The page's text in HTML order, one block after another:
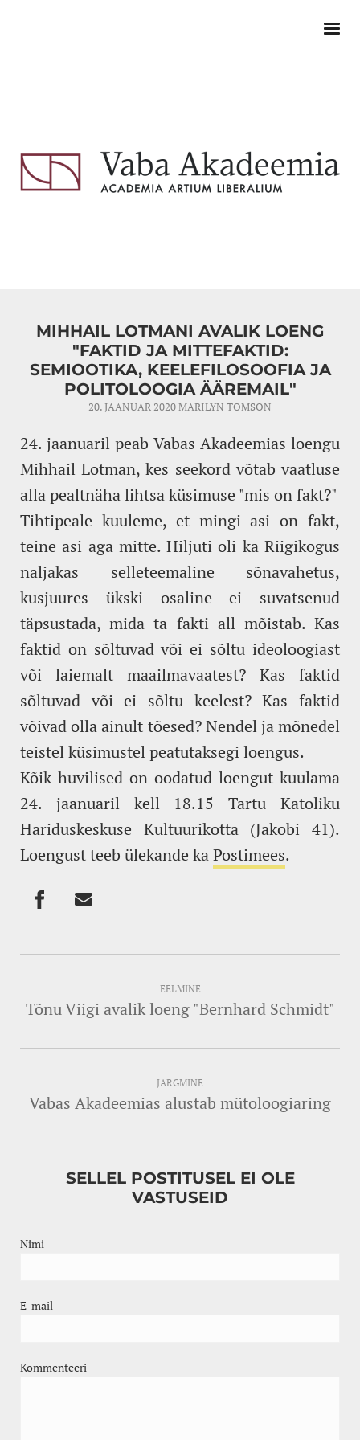
MIHHAIL LOTMANI AVALIK LOENG
"FAKTID JA MITTEFAKTID:
SEMIOOTIKA, KEELEFILOSOOFIA JA
POLITOLOOGIA ÄÄREMAIL"
20. JAANUAR 2020MARILYN TOMSON
24. jaanuaril peab Vabas Akadeemias loengu
Mihhail Lotman, kes seekord võtab vaatluse
alla pealtnäha lihtsa küsimuse "mis on fakt?"
Tihtipeale kuuleme, et mingi asi on fakt,
teine asi aga mitte. Hiljuti oli ka Riigikogus
naljakas selleteemaline sõnavahetus,
kusjuures ükski osaline ei suvatsenud
täpsustada, mida ta fakti all mõistab. Kas
faktid on sõltuvad või ei sõltu ideoloogiast
või laiemalt maailmavaatest? Kas faktid
sõltuvad või ei sõltu keelest? Kas faktid
võivad olla ainult tõesed? Nendel ja mõnedel
teistel küsimustel peatutaksegi loengus.
Kõik huvilised on oodatud loengut kuulama
24. jaanuaril kell 18.15 Tartu Katoliku
Hariduskeskuse Kultuurikotta (Jakobi 41).
Loengust teeb ülekande kaPostimees.
EELMINE
Tõnu Viigi avalik loeng "Bernhard Schmidt"
JÄRGMINE
Vabas Akadeemias alustab mütoloogiaring
SELLEL POSTITUSEL EI OLE
VASTUSEID
Nimi
E-mail
Kommenteeri